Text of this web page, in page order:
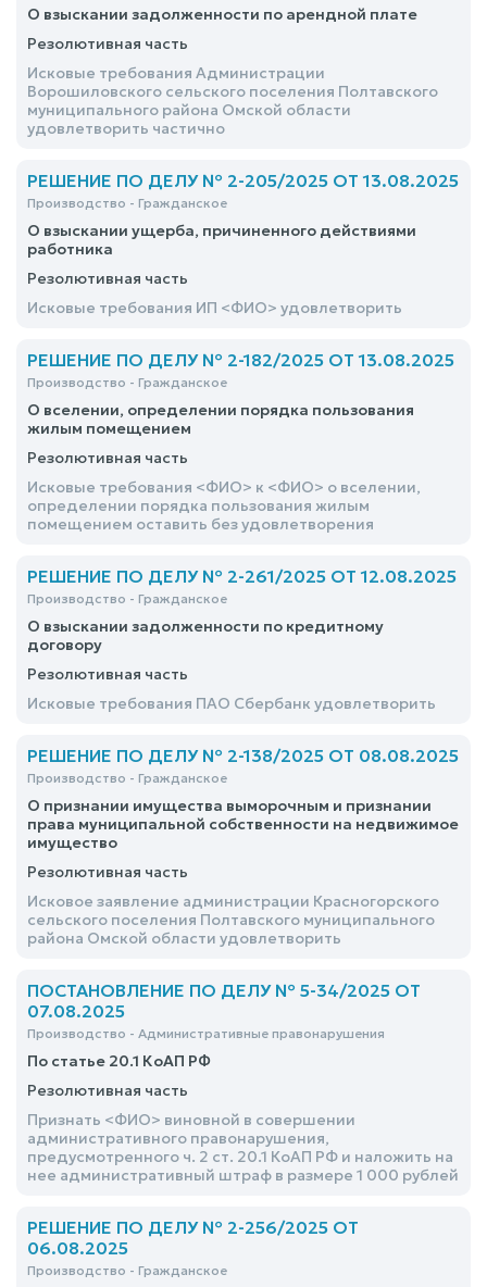
О взыскании задолженности по арендной плате
Резолютивная часть
Исковые требования Администрации
Ворошиловского сельского поселения Полтавского
муниципального района Омской области
удовлетворить частично
РЕШЕНИЕ ПО ДЕЛУ № 2-205/2025 ОТ 13.08.2025
Производство - Гражданское
О взыскании ущерба, причиненного действиями
работника
Резолютивная часть
Исковые требования ИП <ФИО> удовлетворить
РЕШЕНИЕ ПО ДЕЛУ № 2-182/2025 ОТ 13.08.2025
Производство - Гражданское
О вселении, определении порядка пользования
жилым помещением
Резолютивная часть
Исковые требования <ФИО> к <ФИО> о вселении,
определении порядка пользования жилым
помещением оставить без удовлетворения
РЕШЕНИЕ ПО ДЕЛУ № 2-261/2025 ОТ 12.08.2025
Производство - Гражданское
О взыскании задолженности по кредитному
договору
Резолютивная часть
Исковые требования ПАО Сбербанк удовлетворить
РЕШЕНИЕ ПО ДЕЛУ № 2-138/2025 ОТ 08.08.2025
Производство - Гражданское
О признании имущества выморочным и признании
права муниципальной собственности на недвижимое
имущество
Резолютивная часть
Исковое заявление администрации Красногорского
сельского поселения Полтавского муниципального
района Омской области удовлетворить
ПОСТАНОВЛЕНИЕ ПО ДЕЛУ № 5-34/2025 ОТ
07.08.2025
Производство - Административные правонарушения
По статье 20.1 КоАП РФ
Резолютивная часть
Признать <ФИО> виновной в совершении
административного правонарушения,
предусмотренного ч. 2 ст. 20.1 КоАП РФ и наложить на
нее административный штраф в размере 1 000 рублей
РЕШЕНИЕ ПО ДЕЛУ № 2-256/2025 ОТ
06.08.2025
Производство - Гражданское